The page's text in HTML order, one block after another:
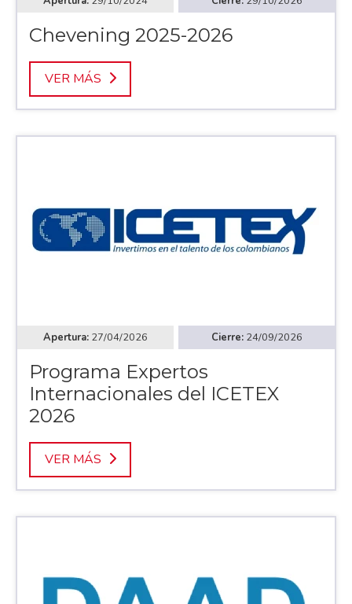
Chevening 2025-2026
VER MÁS
27/04/2026 24/09/2026
Programa Expertos
Internacionales del ICETEX
2026
VER MÁS